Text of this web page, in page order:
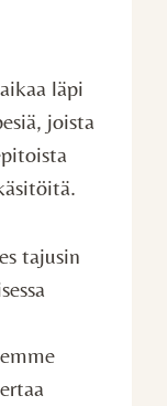
läpi
joista
tajusin